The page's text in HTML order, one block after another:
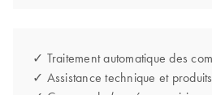
✓ Traitement automatique des
✓ Assistance technique et